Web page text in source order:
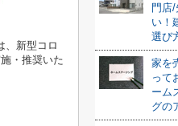
、新型コロ
・推奨いた
門店
い！
選び
家を
って
ーム
グの